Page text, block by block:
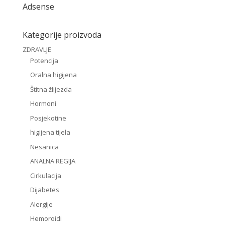
Adsense
Kategorije proizvoda
ZDRAVLJE
Potencija
Oralna higijena
Štitna žlijezda
Hormoni
Posjekotine
higijena tijela
Nesanica
ANALNA REGIJA
Cirkulacija
Dijabetes
Alergije
Hemoroidi